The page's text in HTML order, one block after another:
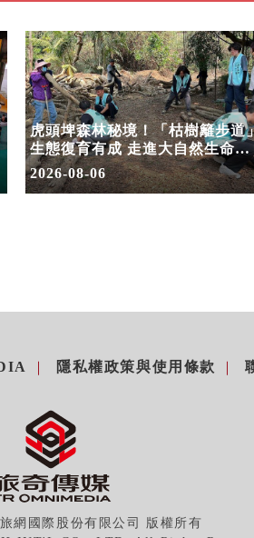
虎頭埤森林秘境！「枯樹籬步道
生態復育有成 走進大自然生命教
室
2026-08-06
隱私權政策與使用條款
網國際股份有限公司 版權所有